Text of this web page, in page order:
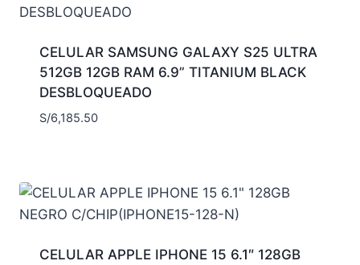
CELULAR SAMSUNG GALAXY S25 ULTRA
512GB 12GB RAM 6.9” TITANIUM BLACK
DESBLOQUEADO
S/6,185.50
CELULAR APPLE IPHONE 15 6.1″ 128GB